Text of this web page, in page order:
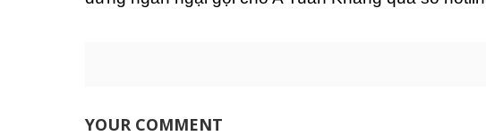
YOUR COMMENT